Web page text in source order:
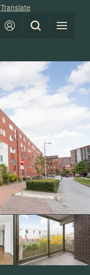
Translate
+ 28